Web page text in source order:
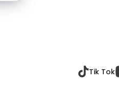
Tik Tok